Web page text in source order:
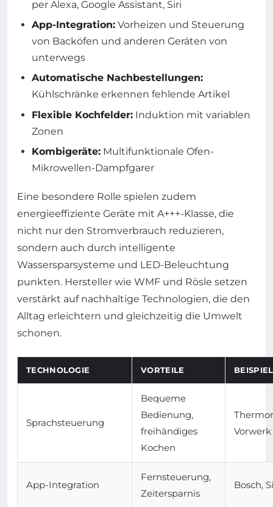
per Alexa, Google Assistant, Siri
App-Integration: Vorheizen und Steuerung
von Backöfen und anderen Geräten von
unterwegs
Automatische Nachbestellungen:
Kühlschränke erkennen fehlende Artikel
Flexible Kochfelder: Induktion mit variablen
Zonen
Kombigeräte: Multifunktionale Ofen-
Mikrowellen-Dampfgarer
Eine besondere Rolle spielen zudem
energieeffiziente Geräte mit A+++-Klasse, die
nicht nur den Stromverbrauch reduzieren,
sondern auch durch intelligente
Wassersparsysteme und LED-Beleuchtung
punkten. Hersteller wie WMF und Rösle setzen
verstärkt auf nachhaltige Technologien, die den
Alltag erleichtern und gleichzeitig die Umwelt
schonen.
TECHNOLOGIE VORTEILE
Sprachsteuerung
Bequeme
Bedienung,
freihändiges
Kochen
Vorwerk
App-Integration
Fernsteuerung,
Zeitersparnis
Bosch,